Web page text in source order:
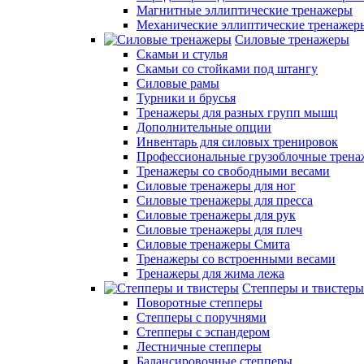
Магнитные эллиптические тренажеры
Механические эллиптические
Силовые тренажеры
Скамьи и стулья
Скамьи со стойками под штангу
Силовые рамы
Турники и брусья
Тренажеры для разных групп мышц
Дополнительные опции
Инвентарь для силовых тренировок
Профессиональные грузоблочные
Тренажеры со свободными весами
Силовые тренажеры для ног
Силовые тренажеры для пресса
Силовые тренажеры для рук
Силовые тренажеры для плеч
Силовые тренажеры Смита
Тренажеры со встроенными весами
Тренажеры для жима лежа
Степперы и твистеры
Поворотные степперы
Степперы с поручнями
Степперы с эспандером
Лестничные степперы
Балансировочные степперы